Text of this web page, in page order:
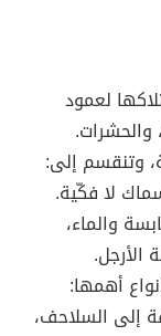
لعمود
والحشرات.
وتنقسم إلى:
لا فكّية.
والماء،
الأرجل.
أهمها:
إلى السلاحف،